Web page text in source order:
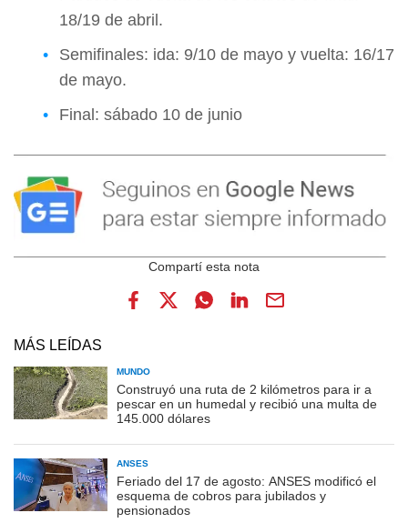
18/19 de abril.
Semifinales: ida: 9/10 de mayo y vuelta: 16/17
de mayo.
Final: sábado 10 de junio
MÁS LEÍDAS
MUNDO
Construyó una ruta de 2 kilómetros para ir a
pescar en un humedal y recibió una multa de
145.000 dólares
ANSES
Feriado del 17 de agosto: ANSES modificó el
esquema de cobros para jubilados y
pensionados